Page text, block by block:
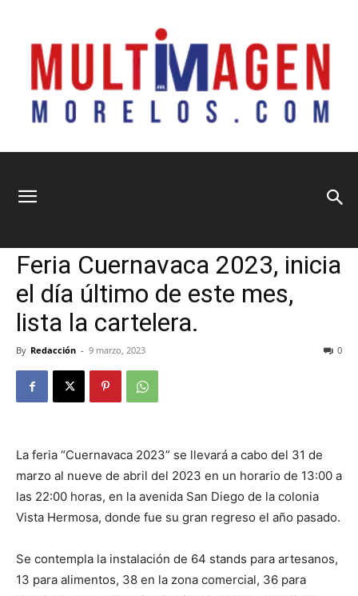
Morelos
Feria Cuernavaca 2023, inicia
el día último de este mes,
lista la cartelera.
By Redacción - 9 marzo, 2023 0
La feria “Cuernavaca 2023” se llevará a cabo del 31 de
marzo al nueve de abril del 2023 en un horario de 13:00 a
las 22:00 horas, en la avenida San Diego de la colonia
Vista Hermosa, donde fue su gran regreso el año pasado.
Se contempla la instalación de 64 stands para artesanos,
13 para alimentos, 38 en la zona comercial, 36 para